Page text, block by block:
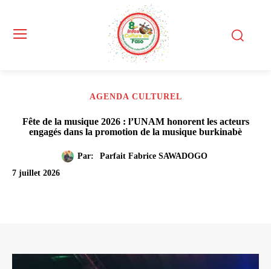
AGENDA CULTUREL
Fête de la musique 2026 : l’UNAM honorent les acteurs
engagés dans la promotion de la musique burkinabè
Par:
Parfait Fabrice SAWADOGO
7 juillet 2026